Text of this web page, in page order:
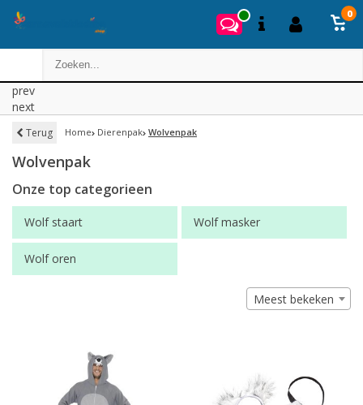
0
prev
next
Terug Home Dierenpak Wolvenpak
Wolvenpak
Onze top categorieen
Wolf staart Wolf masker
Wolf oren
Meest bekeken